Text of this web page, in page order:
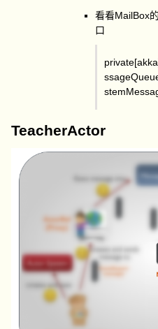
看看MailBox
口
TeacherActor